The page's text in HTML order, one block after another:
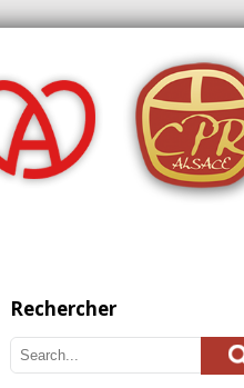
Rechercher